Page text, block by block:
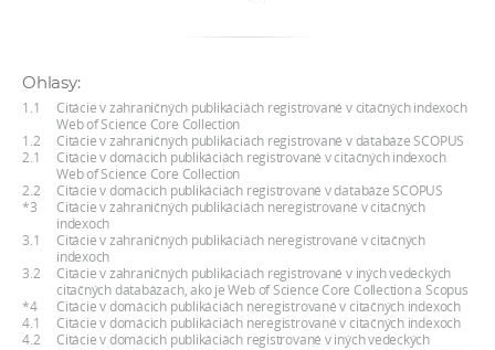
c
v
n
í
k
c
h
Ohlasy:
1.1
Citácie v zahraničných publikáciách registrované v citačných indexoch
Web of Science Core Collection
1.2
Citácie v zahraničných publikáciách registrované v databáze SCOPUS
2.1
Citácie v domácich publikáciách registrované v citačných indexoch
Web of Science Core Collection
2.2
Citácie v domácich publikáciách registrované v databáze SCOPUS
*3
Citácie v zahraničných publikáciách neregistrované v citačných
indexoch
3.1
Citácie v zahraničných publikáciách neregistrované v citačných
indexoch
3.2
Citácie v zahraničných publikáciách registrované v iných vedeckých
citačných databázach, ako je Web of Science Core Collection a Scopus
*4
Citácie v domácich publikáciách neregistrované v citačných indexoch
4.1
Citácie v domácich publikáciách neregistrované v citačných indexoch
4.2
Citácie v domácich publikáciách registrované v iných vedeckých